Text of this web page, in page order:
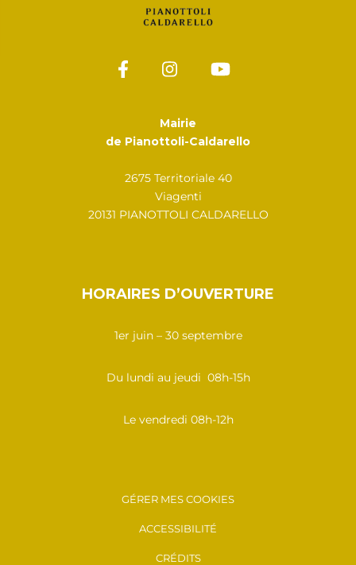
Mairie
de Pianottoli-Caldarello
2675 Territoriale 40
Viagenti
20131 PIANOTTOLI CALDARELLO
HORAIRES D’OUVERTURE
1er juin – 30 septembre
Du lundi au jeudi 08h-15h
Le vendredi 08h-12h
GÉRER MES COOKIES
ACCESSIBILITÉ
CRÉDITS